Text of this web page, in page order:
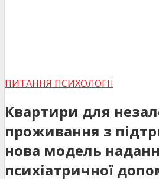
ПИТАННЯ ПСИХОЛОГІЇ
Квартири для
проживання з
нова модель
психіатричної